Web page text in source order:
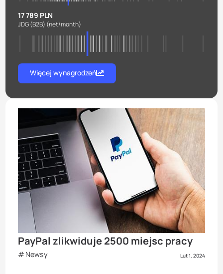
17 789 PLN
JDG (B2B) (net/month)
Więcej wynagrodzeń
PayPal zlikwiduje 2500 miejsc pracy
Newsy Lut 1, 2024